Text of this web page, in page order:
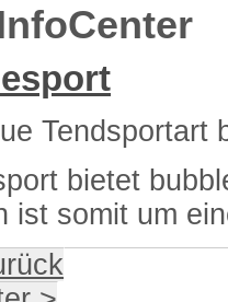
Tendsportart
bietet
ist somit um